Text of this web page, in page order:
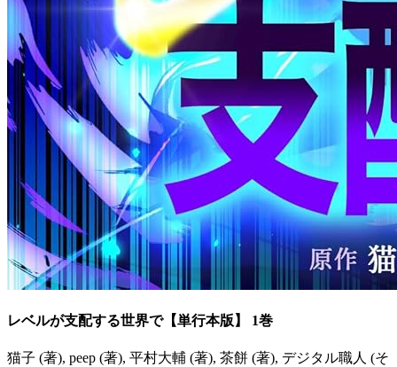
レベルが支配する世界で【単行本版】 1巻
猫子 (著), peep (著), 平村大輔 (著), 茶餅 (著), デジタル職人 (そ